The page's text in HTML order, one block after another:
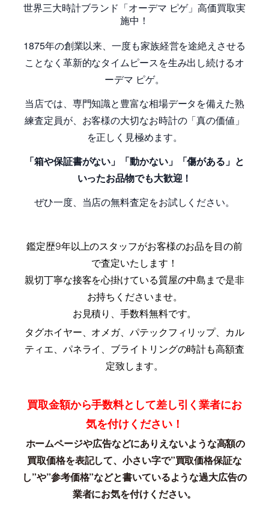
世界三大時計ブランド「オーデマ ピゲ」高価買取実
施中！
1875年の創業以来、一度も家族経営を途絶えさせる
ことなく革新的なタイムピースを生み出し続けるオ
ーデマ ピゲ。
当店では、専門知識と豊富な相場データを備えた熟
練査定員が、お客様の大切なお時計の「真の価値」
を正しく見極めます。
「箱や保証書がない」「動かない」「傷がある」と
いったお品物でも大歓迎！
ぜひ一度、当店の無料査定をお試しください。
鑑定歴9年以上のスタッフがお客様のお品を目の前
で査定いたします！
親切丁寧な接客を心掛けている質屋の中島まで是非
お持ちくださいませ。
お見積り、手数料無料です。
タグホイヤー、オメガ、パテックフィリップ、カル
ティエ、パネライ、ブライトリングの時計も高額査
定致します。
買取金額から手数料として差し引く業者にお
気を付けください！
ホームページや広告などにありえないような高額の
買取価格を表記して、小さい字で”買取価格保証な
し”や”参考価格”などと書いているような過大広告の
業者にお気を付けください。